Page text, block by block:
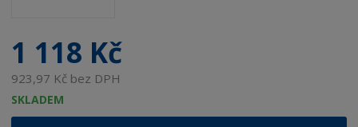
1 118 Kč
923,97 Kč bez DPH
SKLADEM